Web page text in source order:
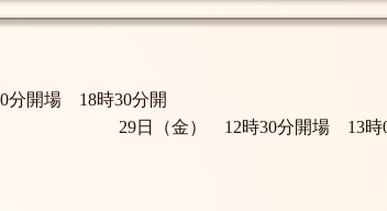
分開場 18時30分開
時30分開場 13時00